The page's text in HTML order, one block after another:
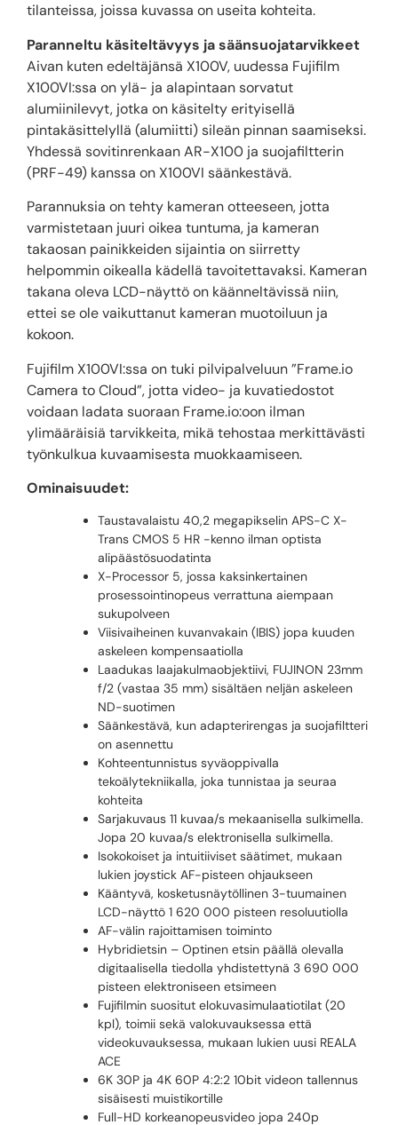
tilanteissa, joissa kuvassa on useita kohteita.
Paranneltu käsiteltävyys ja säänsuojatarvikkeet
Aivan kuten edeltäjänsä X100V, uudessa Fujifilm
X100VI:ssa on ylä- ja alapintaan sorvatut
alumiinilevyt, jotka on käsitelty erityisellä
pintakäsittelyllä (alumiitti) sileän pinnan saamiseksi.
Yhdessä sovitinrenkaan AR-X100 ja suojafiltterin
(PRF-49) kanssa on X100VI säänkestävä.
Parannuksia on tehty kameran otteeseen, jotta
varmistetaan juuri oikea tuntuma, ja kameran
takaosan painikkeiden sijaintia on siirretty
helpommin oikealla kädellä tavoitettavaksi. Kameran
takana oleva LCD-näyttö on käänneltävissä niin,
ettei se ole vaikuttanut kameran muotoiluun ja
kokoon.
Fujifilm X100VI:ssa on tuki pilvipalveluun ”Frame.io
Camera to Cloud”, jotta video- ja kuvatiedostot
voidaan ladata suoraan Frame.io:oon ilman
ylimääräisiä tarvikkeita, mikä tehostaa merkittävästi
työnkulkua kuvaamisesta muokkaamiseen.
Ominaisuudet:
Taustavalaistu 40,2 megapikselin APS-C X-
Trans CMOS 5 HR -kenno ilman optista
alipäästösuodatinta
X-Processor 5, jossa kaksinkertainen
prosessointinopeus verrattuna aiempaan
sukupolveen
Viisivaiheinen kuvanvakain (IBIS) jopa kuuden
askeleen kompensaatiolla
Laadukas laajakulmaobjektiivi, FUJINON 23mm
f/2 (vastaa 35 mm) sisältäen neljän askeleen
ND-suotimen
Säänkestävä, kun adapterirengas ja suojafiltteri
on asennettu
Kohteentunnistus syväoppivalla
tekoälytekniikalla, joka tunnistaa ja seuraa
kohteita
Sarjakuvaus 11 kuvaa/s mekaanisella sulkimella.
Jopa 20 kuvaa/s elektronisella sulkimella.
Isokokoiset ja intuitiiviset säätimet, mukaan
lukien joystick AF-pisteen ohjaukseen
Kääntyvä, kosketusnäytöllinen 3-tuumainen
LCD-näyttö 1 620 000 pisteen resoluutiolla
AF-välin rajoittamisen toiminto
Hybridietsin – Optinen etsin päällä olevalla
digitaalisella tiedolla yhdistettynä 3 690 000
pisteen elektroniseen etsimeen
Fujifilmin suositut elokuvasimulaatiotilat (20
kpl), toimii sekä valokuvauksessa että
videokuvauksessa, mukaan lukien uusi REALA
ACE
6K 30P ja 4K 60P 4:2:2 10bit videon tallennus
sisäisesti muistikortille
Full-HD korkeanopeusvideo jopa 240p